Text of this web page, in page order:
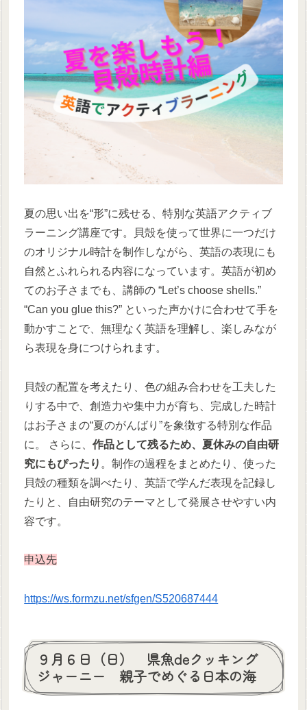
夏の思い出を“形”に残せる、特別な英語アクティブ
ラーニング講座です。貝殻を使って世界に一つだけ
のオリジナル時計を制作しながら、英語の表現にも
自然とふれられる内容になっています。英語が初め
てのお子さまでも、講師の “Let’s choose shells.”
“Can you glue this?” といった声かけに合わせて手を
動かすことで、無理なく英語を理解し、楽しみなが
ら表現を身につけられます。
貝殻の配置を考えたり、色の組み合わせを工夫した
りする中で、創造力や集中力が育ち、完成した時計
はお子さまの“夏のがんばり”を象徴する特別な作品
に。 さらに、作品として残るため、夏休みの自由研
究にもぴったり 。制作の過程をまとめたり、使った
貝殻の種類を調べたり、英語で学んだ表現を記録し
たりと、自由研究のテーマとして発展させやすい内
容です。
申込先
https://ws.formzu.net/sfgen/S520687444
９月６日（日） 県魚deクッキング
ジャーニー 親子でめぐる日本の海